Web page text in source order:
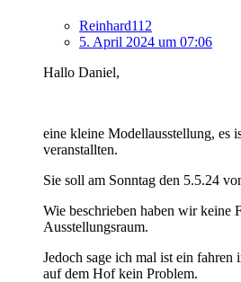
Reinhard112
5. April 2024 um 07:06
Hallo Daniel,
eine kleine Modellausstellung, es
veranstallten.
Sie soll am Sonntag den 5.5.24
Wie beschrieben haben wir keine
Ausstellungsraum.
Jedoch sage ich mal ist ein fahren
auf dem Hof kein Problem.